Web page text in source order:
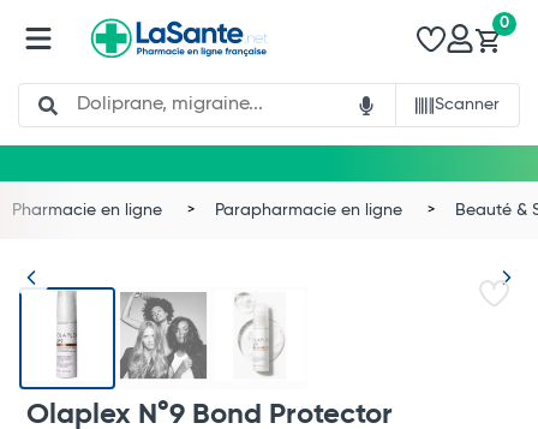
Search
Scanner
0
Pharmacie en ligne Parapharmacie en ligne Beauté &
Olaplex N°9 Bond Protector